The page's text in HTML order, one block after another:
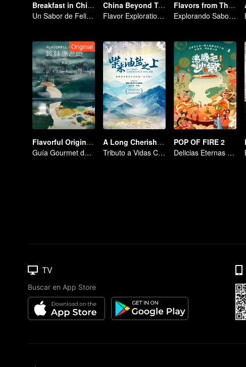
Breakfast in China
Un Sabor de Felicidad
China Beyond Tastes
Flavor Exploration Journey of Chen Xiaoqing
Flavors from The River
Explorando Sabores del Río Zi
Original
Flavorful Origins: Gui Yang
Guía Gourmet de Guiyang
A Long Cherished Dream
Tributo a Vidas Comunes
POP OF FIRE 2
Delicias Eternas de Hotpot
TV
Buscar en App Store